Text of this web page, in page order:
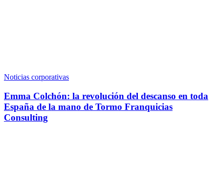
Noticias corporativas
Emma Colchón: la revolución del descanso en toda
España de la mano de Tormo Franquicias
Consulting